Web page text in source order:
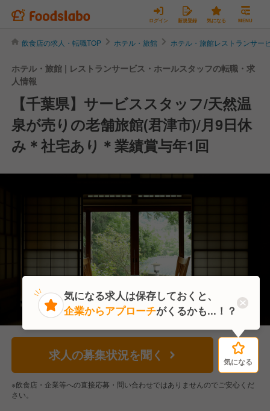
ログイン 新規登録 気になる MENU
飲食店の求人・転職TOP ホテル・旅館 ホテル・旅館レストランサー
ホテル・旅館 | レストランサービス・ホールスタッフの転職・求
人情報
【千葉県】サービススタッフ/天然温
泉が売りの老舗旅館(君津市)/月9日休
み＊社宅あり＊業績賞与年1回
求人の募集状況を聞く 気になる
※飲食店・企業等への直接応募・問い合わせではありませんのでご安心くだ
さい。
気になる
気になる求人は保存しておくと、
企業からアプローチがくるかも...！？